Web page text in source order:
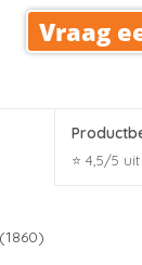
Vraag
⭐ 4,5/5